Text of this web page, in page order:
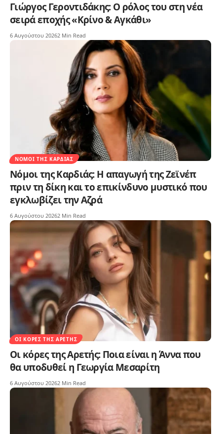
Γιώργος Γεροντιδάκης: Ο ρόλος του στη νέα
σειρά εποχής «Κρίνο & Αγκάθι»
6 Αυγούστου 20262 Min Read
ΝΌΜΟΙ ΤΗΣ ΚΑΡΔΙΆΣ
Νόμοι της Καρδιάς: Η απαγωγή της Ζεϊνέπ
πριν τη δίκη και το επικίνδυνο μυστικό που
εγκλωβίζει την Αζρά
6 Αυγούστου 20262 Min Read
ΟΙ ΚΌΡΕΣ ΤΗΣ ΑΡΕΤΉΣ
Οι κόρες της Αρετής: Ποια είναι η Άννα που
θα υποδυθεί η Γεωργία Μεσαρίτη
6 Αυγούστου 20262 Min Read